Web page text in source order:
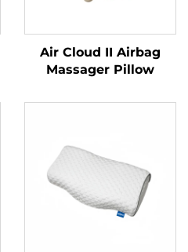
Air Cloud II Airbag
Massager Pillow